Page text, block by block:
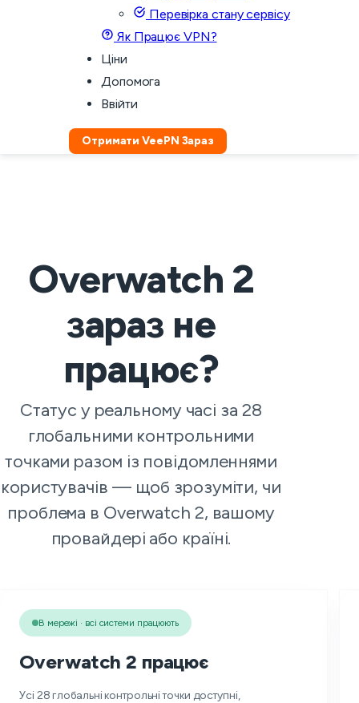
Перевірка стану сервісу
Як Працює VPN?
Ціни
Допомога
Ввійти
Отримати VeePN Зараз
Overwatch 2
зараз не
працює?
Статус у реальному часі за 28
глобальними контрольними
точками разом із повідомленнями
користувачів — щоб зрозуміти, чи
проблема в Overwatch 2, вашому
провайдері або країні.
В мережі · всі системи працюють
Overwatch 2 працює
Усі 28 глобальні контрольні точки доступні,